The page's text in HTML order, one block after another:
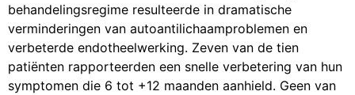
behandelingsregime resulteerde in dramatische
verminderingen van autoantilichaamproblemen en
verbeterde endotheelwerking. Zeven van de tien
patiënten rapporteerden een snelle verbetering van hun
symptomen die 6 tot +12 maanden aanhield. Geen van